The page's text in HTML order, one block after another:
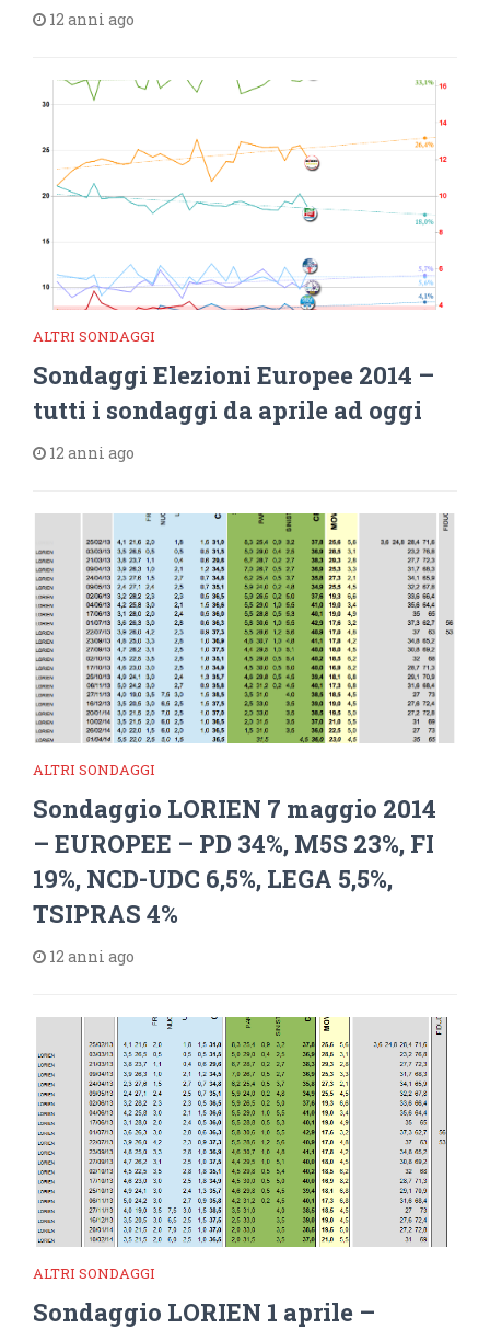
12 anni ago
ALTRI SONDAGGI
Sondaggi Elezioni Europee 2014 –
tutti i sondaggi da aprile ad oggi
12 anni ago
ALTRI SONDAGGI
Sondaggio LORIEN 7 maggio 2014
– EUROPEE – PD 34%, M5S 23%, FI
19%, NCD-UDC 6,5%, LEGA 5,5%,
TSIPRAS 4%
12 anni ago
ALTRI SONDAGGI
Sondaggio LORIEN 1 aprile –